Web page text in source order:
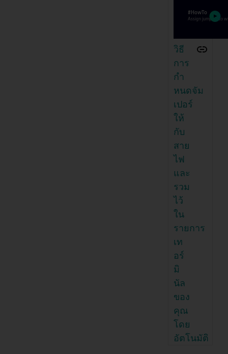
วิธี
การ
กำ
หนดจัม
เปอร์
ให้
กับ
สาย
ไฟ
และ
รวม
ไว้
ใน
รายการ
เท
อร์
มิ
นัล
ของ
คุณ
โดย
อัตโนมัติ